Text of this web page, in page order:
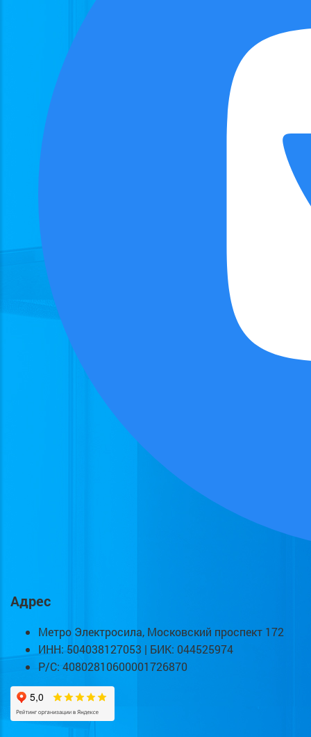
Адрес
Метро Электросила, Московский проспект 172
ИНН: 504038127053 | БИК: 044525974
Р/С: 40802810600001726870